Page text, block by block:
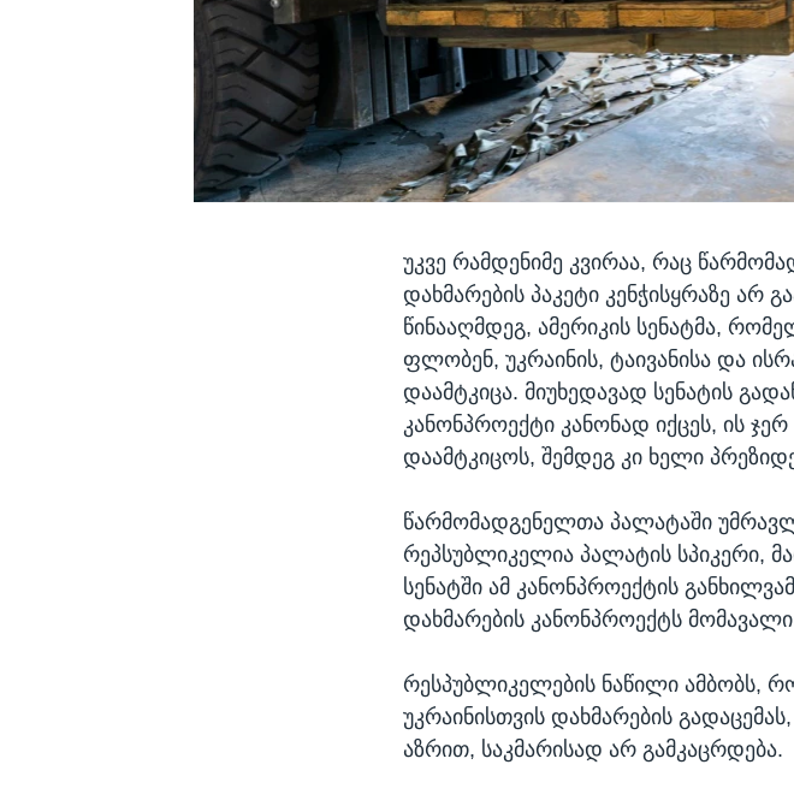
უკვე რამდენიმე კვირაა, რაც
დახმარების პაკეტი კენჭისყრაზე არ
წინააღმდეგ, ამერიკის სენატმა,
ფლობენ, უკრაინის, ტაივანისა და
დაამტკიცა. მიუხედავად სენატის
კანონპროექტი კანონად იქცეს, ის
დაამტკიცოს, შემდეგ კი ხელი
წარმომადგენელთა პალატაში
რეპსუბლიკელია პალატის სპიკერი,
სენატში ამ კანონპროექტის
დახმარების კანონპროექტს
რესპუბლიკელების ნაწილი ამბობს,
უკრაინისთვის დახმარების
აზრით, საკმარისად არ გამკაცრდება.